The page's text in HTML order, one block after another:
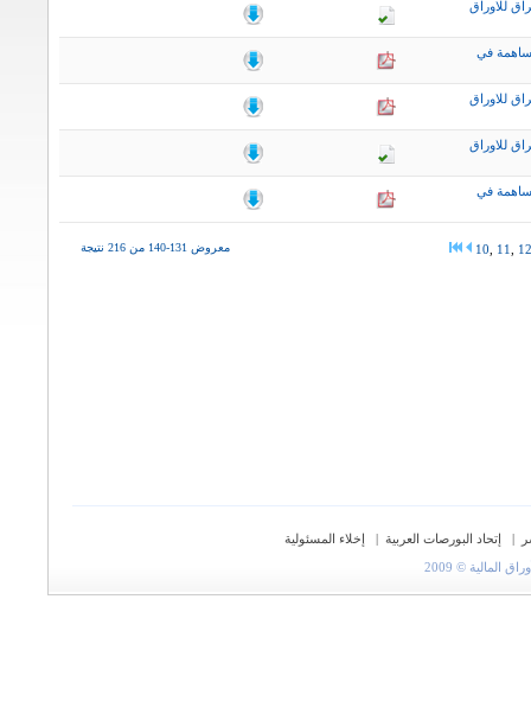
للاوراق
في
للاوراق
للاوراق
في
معروض 131-140 من 216 نتيجة 10 11 12
| إتحاد البورصات العربية |
إخلاء المسئولية
© 2009